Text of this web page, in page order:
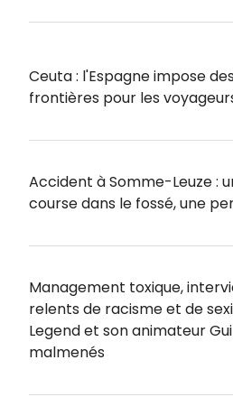
Ceuta : l'Espagne impose
frontières pour les
Accident à Somme-Leuze :
course dans le fossé, une
Management toxique,
relents de racisme et de
Legend et son animateur
malmenés